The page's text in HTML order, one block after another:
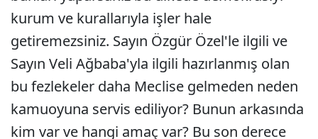
kurum ve kurallarıyla işler hale
getiremezsiniz. Sayın Özgür Özel'le ilgili ve
Sayın Veli Ağbaba'yla ilgili hazırlanmış olan
bu fezlekeler daha Meclise gelmeden neden
kamuoyuna servis ediliyor? Bunun arkasında
kim var ve hangi amaç var? Bu son derece